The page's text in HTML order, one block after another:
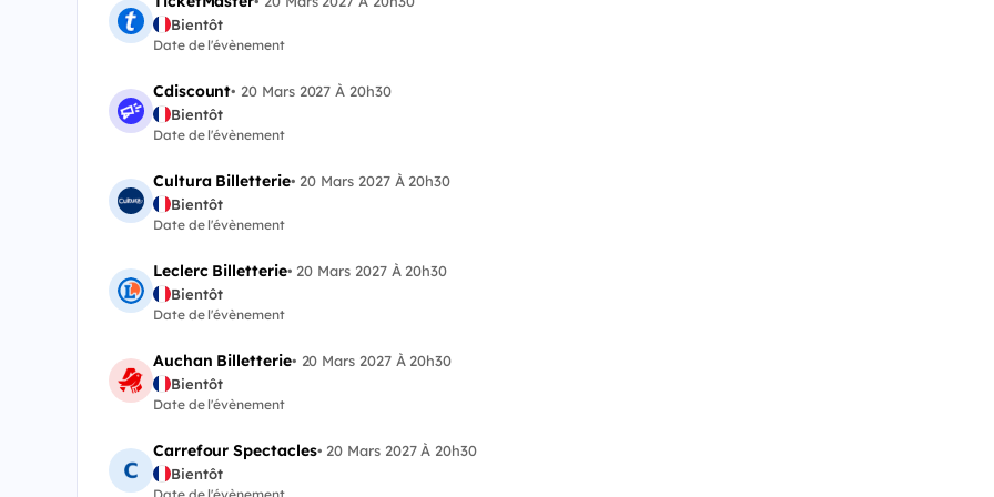
Bientôt
Date de l'évènement
Cdiscount• 20 Mars 2027 À 20h30
Bientôt
Date de l'évènement
Cultura Billetterie• 20 Mars 2027 À 20h30
Bientôt
Date de l'évènement
Leclerc Billetterie• 20 Mars 2027 À 20h30
Bientôt
Date de l'évènement
Auchan Billetterie• 20 Mars 2027 À 20h30
Bientôt
Date de l'évènement
Carrefour Spectacles• 20 Mars 2027 À 20h30
Bientôt
Date de l'évènement